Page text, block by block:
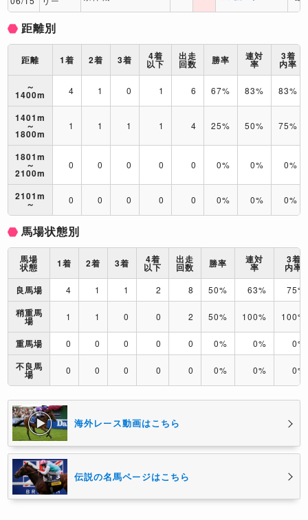
距離別
距離 1着 2着 3着 4着
以下
出走
回数 勝率 連対
率
3着
内率
～
1400m 4 1 0 1 6 67% 83% 83%
1401m
～
1800m
1 1 1 1 4 25% 50% 75%
1801m
～
2100m
0 0 0 0 0 0% 0% 0%
2101m
～ 0 0 0 0 0 0% 0% 0%
馬場状態別
馬場
状態 1着 2着 3着 4着
以下
出走
回数 勝率 連対
率
3着
内率
良馬場
4 1 1 2 8 50% 63% 75%
稍重馬
場 1 1 0 0 2 50% 100% 100%
重馬場 0 0 0 0 0 0% 0% 0%
不良馬
場 0 0 0 0 0 0% 0% 0%
海外レース動画はこちら
伝説の名馬ページはこちら